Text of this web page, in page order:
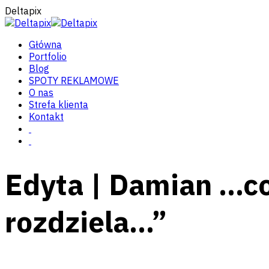
Deltapix
Główna
Portfolio
Blog
SPOTY REKLAMOWE
O nas
Strefa klienta
Kontakt
Edyta | Damian
rozdziela…”